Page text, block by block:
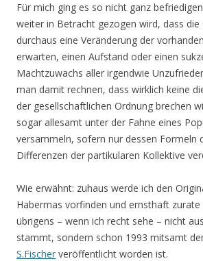
Für mich ging es so nicht ganz
weiter in Betracht gezogen wird, dass die
durchaus eine Veränderung der
erwarten, einen Aufstand oder einen
Machtzuwachs aller irgendwie
man damit rechnen, dass wirklich keine
der gesellschaftlichen Ordnung brechen
sogar allesamt unter der Fahne eines
versammeln, sofern nur dessen Formeln
Differenzen der partikularen Kollektive
Wie erwähnt: zuhaus werde ich den
Habermas vorfinden und ernsthaft zurate
übrigens – wenn ich recht sehe – nicht
stammt, sondern schon 1993 mitsamt
S.Fischer veröffentlicht worden ist.